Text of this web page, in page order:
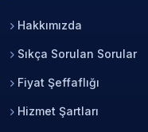
Hakkımızda
Sıkça Sorulan Sorular
Fiyat Şeffaflığı
Hizmet Şartları